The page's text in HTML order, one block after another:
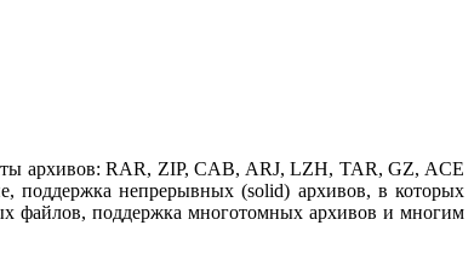
архивов: RAR, ZIP, CAB, ARJ, LZH, TAR, GZ, ACE
поддержка непрерывных (solid) архивов, в которых
файлов, поддержка многотомных архивов и многим